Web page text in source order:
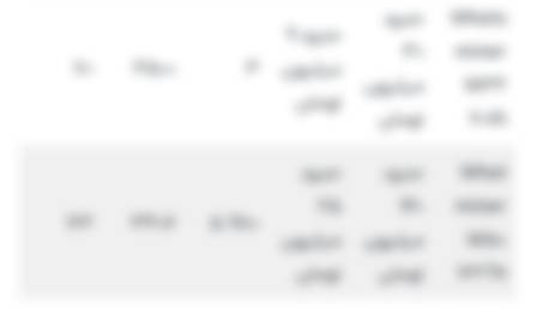
Whats
miner
M32
70th
حدود
30
میلیون
تومان
حدود 9
میلیون
تومان
3
3500
70
What
miner
M50
122Th
حدود
140
میلیون
تومان
حدود
25
میلیون
تومان
5.980
3306
122